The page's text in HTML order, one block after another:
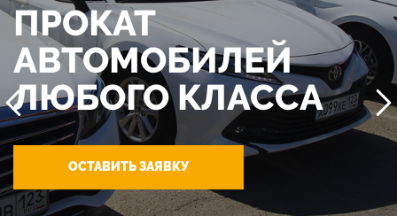
ПРОКАТ
АВТОМОБИЛЕЙ
ЛЮБОГО КЛАССА
ОСТАВИТЬ ЗАЯВКУ